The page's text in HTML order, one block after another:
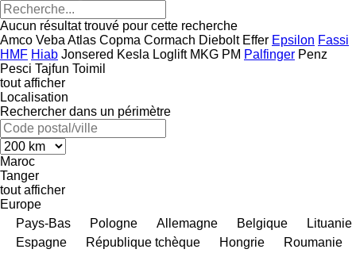
Aucun résultat trouvé pour cette recherche
Amco Veba Atlas Copma Cormach Diebolt Effer Epsilon Fassi
HMF Hiab Jonsered Kesla Loglift MKG PM Palfinger Penz
Pesci Tajfun Toimil
tout afficher
Localisation
Rechercher dans un périmètre
Maroc
Tanger
tout afficher
Europe
Pays-Bas
Pologne Allemagne Belgique
Lituanie
Espagne
République tchèque Hongrie
Roumanie